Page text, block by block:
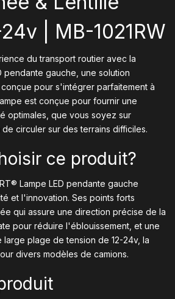
| MB-1021RW
du transport routier avec la
pendante gauche, une solution
pour s'intégrer parfaitement à
est conçue pour fournir une
optimales, que vous soyez sur
circuler sur des terrains difficiles.
ce produit?
Lampe LED pendante gauche
et l'innovation. Ses points forts
qui assure une direction précise de la
pour réduire l'éblouissement, et une
plage de tension de 12-24v, la
divers modèles de camions.